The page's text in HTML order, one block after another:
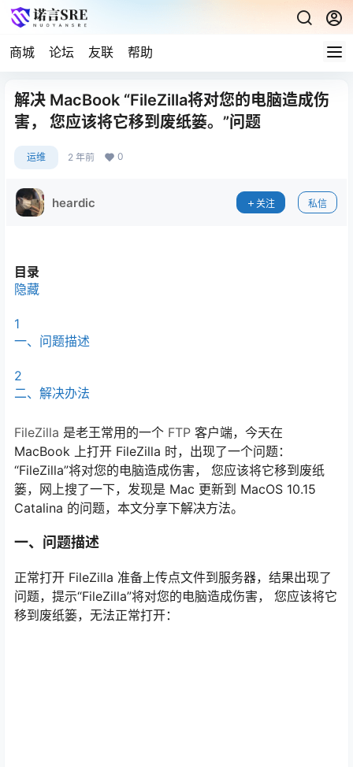
商城 论坛 友联 帮助
解决 MacBook “FileZilla将对您的电脑造成伤
害， 您应该将它移到废纸篓。”问题
运维 2 年前 0
heardic 关注 私信
目录
隐藏
1
一、问题描述
2
二、解决办法
FileZilla 是老王常用的一个 FTP 客户端，今天在
MacBook 上打开 FileZilla 时，出现了一个问题：
“FileZilla”将对您的电脑造成伤害， 您应该将它移到废纸
篓，网上搜了一下，发现是 Mac 更新到 MacOS 10.15
Catalina 的问题，本文分享下解决方法。
一、问题描述
正常打开 FileZilla 准备上传点文件到服务器，结果出现了
问题，提示“FileZilla”将对您的电脑造成伤害， 您应该将它
移到废纸篓，无法正常打开：